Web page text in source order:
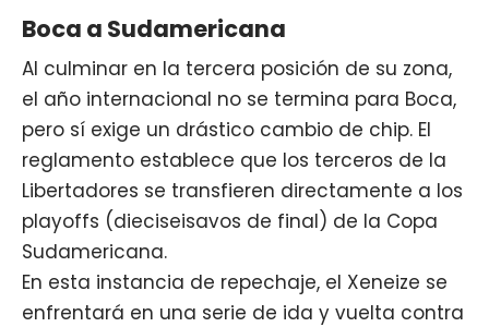
Boca a Sudamericana
Al culminar en la tercera posición de su zona,
el año internacional no se termina para Boca,
pero sí exige un drástico cambio de chip. El
reglamento establece que los terceros de la
Libertadores se transfieren directamente a los
playoffs (dieciseisavos de final) de la Copa
Sudamericana.
En esta instancia de repechaje, el Xeneize se
enfrentará en una serie de ida y vuelta contra